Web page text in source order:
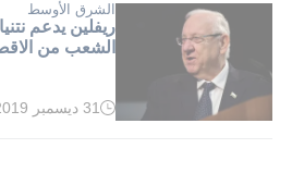
دقيقة.
الشرق الأوسط
ريفلين يدعم
الشعب من
وقت
31 ديسمبر 2019